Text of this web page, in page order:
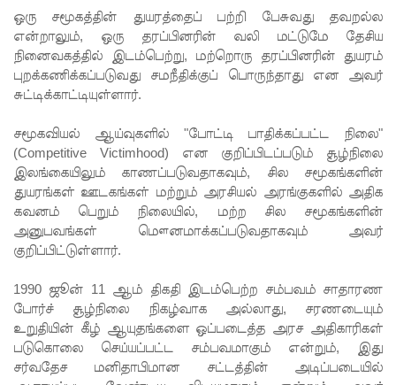
டுக்குள்!
வர்த்தமா
னியில்
வெளியா
னது
22வது
மைப்புத்
திருத்தச்
சட்டமூலம்
!
யாழ்.சிறை
ஒரு சமூகத்தின் துயரத்தைப் பற்றி பேசுவது தவறல்ல
என்றாலும், ஒரு தரப்பினரின் வலி மட்டுமே தேசிய
நினைவகத்தில் இடம்பெற்று, மற்றொரு தரப்பினரின் துயரம்
புறக்கணிக்கப்படுவது சமநீதிக்குப் பொருந்தாது என அவர்
சுட்டிக்காட்டியுள்ளார்.
சமூகவியல் ஆய்வுகளில் "போட்டி பாதிக்கப்பட்ட நிலை"
(Competitive Victimhood) என குறிப்பிடப்படும் சூழ்நிலை
இலங்கையிலும் காணப்படுவதாகவும், சில சமூகங்களின்
துயரங்கள் ஊடகங்கள் மற்றும் அரசியல் அரங்குகளில் அதிக
கவனம் பெறும் நிலையில், மற்ற சில சமூகங்களின்
அனுபவங்கள் மௌனமாக்கப்படுவதாகவும் அவர்
குறிப்பிட்டுள்ளார்.
1990 ஜூன் 11 ஆம் திகதி இடம்பெற்ற சம்பவம் சாதாரண
போர்ச் சூழ்நிலை நிகழ்வாக அல்லாது, சரணடையும்
உறுதியின் கீழ் ஆயுதங்களை ஒப்படைத்த அரச அதிகாரிகள்
படுகொலை செய்யப்பட்ட சம்பவமாகும் என்றும், இது
சர்வதேச மனிதாபிமான சட்டத்தின் அடிப்படையில்